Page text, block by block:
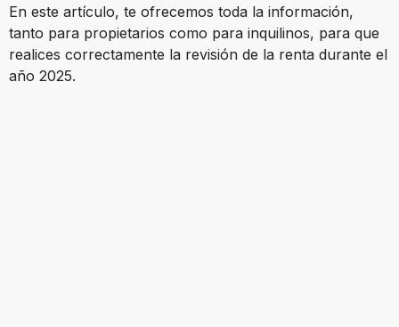
En este artículo, te ofrecemos toda la información,
tanto para propietarios como para inquilinos, para que
realices correctamente la revisión de la renta durante el
año 2025.